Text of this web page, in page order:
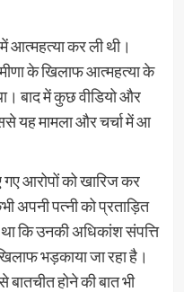
आत्महत्या कर ली थी।
के खिलाफ आत्महत्या के
बाद में कुछ वीडियो और
यह मामला और चर्चा में आ
आरोपों को खारिज कर
अपनी पत्नी को प्रताड़ित
था कि उनकी अधिकांश संपत्ति
भड़काया जा रहा है।
बातचीत होने की बात भी